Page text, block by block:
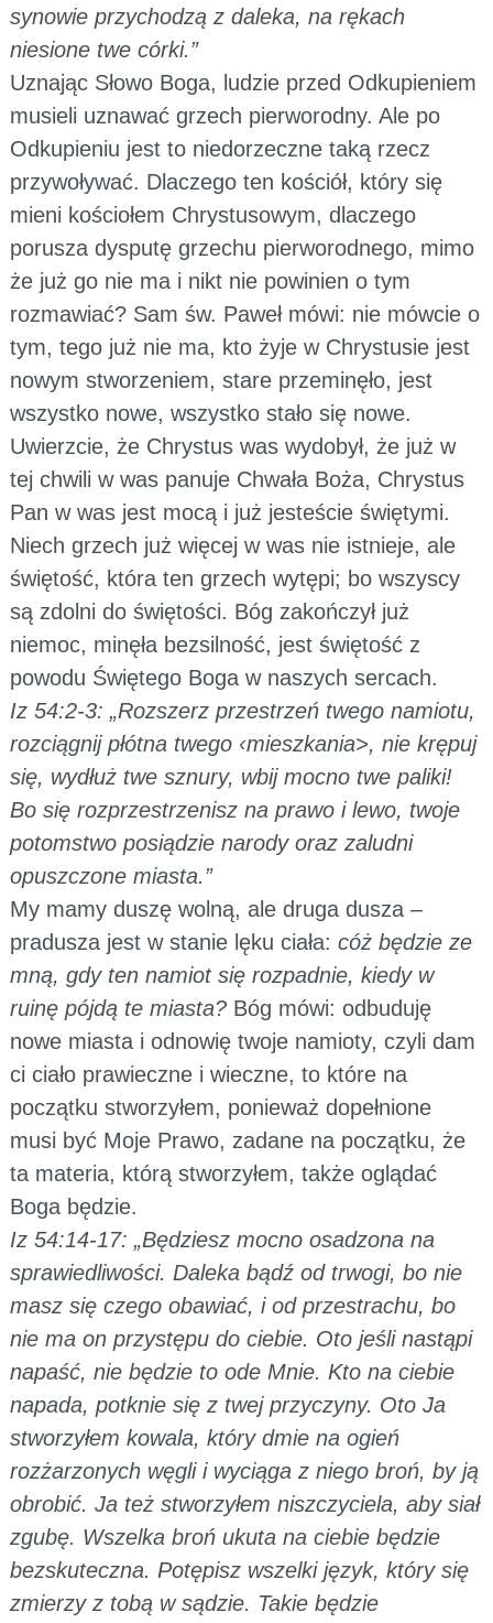
synowie przychodzą z daleka, na rękach
niesione twe córki.”
Uznając Słowo Boga, ludzie przed Odkupieniem
musieli uznawać grzech pierworodny. Ale po
Odkupieniu jest to niedorzeczne taką rzecz
przywoływać. Dlaczego ten kościół, który się
mieni kościołem Chrystusowym, dlaczego
porusza dysputę grzechu pierworodnego, mimo
że już go nie ma i nikt nie powinien o tym
rozmawiać? Sam św. Paweł mówi: nie mówcie o
tym, tego już nie ma, kto żyje w Chrystusie jest
nowym stworzeniem, stare przeminęło, jest
wszystko nowe, wszystko stało się nowe.
Uwierzcie, że Chrystus was wydobył, że już w
tej chwili w was panuje Chwała Boża, Chrystus
Pan w was jest mocą i już jesteście świętymi.
Niech grzech już więcej w was nie istnieje, ale
świętość, która ten grzech wytępi; bo wszyscy
są zdolni do świętości. Bóg zakończył już
niemoc, minęła bezsilność, jest świętość z
powodu Świętego Boga w naszych sercach.
Iz 54:2-3: „Rozszerz przestrzeń twego namiotu,
rozciągnij płótna twego ‹mieszkania>, nie krępuj
się, wydłuż twe sznury, wbij mocno twe paliki!
Bo się rozprzestrzenisz na prawo i lewo, twoje
potomstwo posiądzie narody oraz zaludni
opuszczone miasta.”
My mamy duszę wolną, ale druga dusza –
pradusza jest w stanie lęku ciała: cóż będzie ze
mną, gdy ten namiot się rozpadnie, kiedy w
ruinę pójdą te miasta?Bóg mówi: odbuduję
nowe miasta i odnowię twoje namioty, czyli dam
ci ciało prawieczne i wieczne, to które na
początku stworzyłem, ponieważ dopełnione
musi być Moje Prawo, zadane na początku, że
ta materia, którą stworzyłem, także oglądać
Boga będzie.
Iz 54:14-17: „Będziesz mocno osadzona na
sprawiedliwości. Daleka bądź od trwogi, bo nie
masz się czego obawiać, i od przestrachu, bo
nie ma on przystępu do ciebie. Oto jeśli nastąpi
napaść, nie będzie to ode Mnie. Kto na ciebie
napada, potknie się z twej przyczyny. Oto Ja
stworzyłem kowala, który dmie na ogień
rozżarzonych węgli i wyciąga z niego broń, by ją
obrobić. Ja też stworzyłem niszczyciela, aby siał
zgubę. Wszelka broń ukuta na ciebie będzie
bezskuteczna. Potępisz wszelki język, który się
zmierzy z tobą w sądzie. Takie będzie